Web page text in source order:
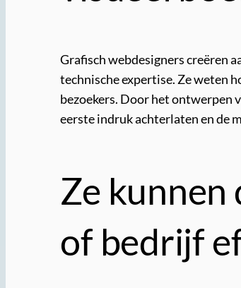
Grafisch webdesigners creëren
technische expertise. Ze weten
bezoekers. Door het ontwerpen
eerste indruk achterlaten en de
Ze kunnen
of bedrijf